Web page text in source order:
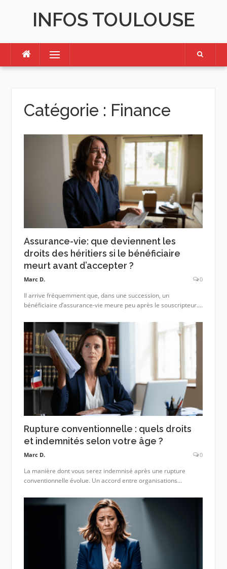
INFOS TOULOUSE
Menu
Catégorie : Finance
Assurance-vie: que deviennent les
droits des héritiers si le bénéficiaire
meurt avant d’accepter ?
Marc D. 0
Il arrive fréquemment que, dans une succession, un
bénéficiaire d’assurance-vie meure peu après le souscripteur....
Rupture conventionnelle : quels droits
et indemnités selon votre âge ?
Marc D. 0
La manière dont vous serez indemnisé après une rupture
conventionnelle évolue. Un accord entre organisations...